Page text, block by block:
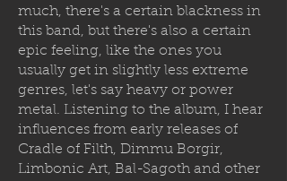
much, there's a certain blackness in
this band, but there's also a certain
epic feeling, like the ones you
usually get in slightly less extreme
genres, let's say heavy or power
metal. Listening to the album, I hear
influences from early releases of
Cradle of Filth, Dimmu Borgir,
Limbonic Art, Bal-Sagoth and other